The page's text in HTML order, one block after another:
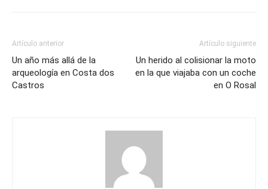
Artículo anterior
Un año más allá de la
arqueología en Costa dos
Castros
Artículo siguiente
Un herido al colisionar la moto
en la que viajaba con un coche
en O Rosal